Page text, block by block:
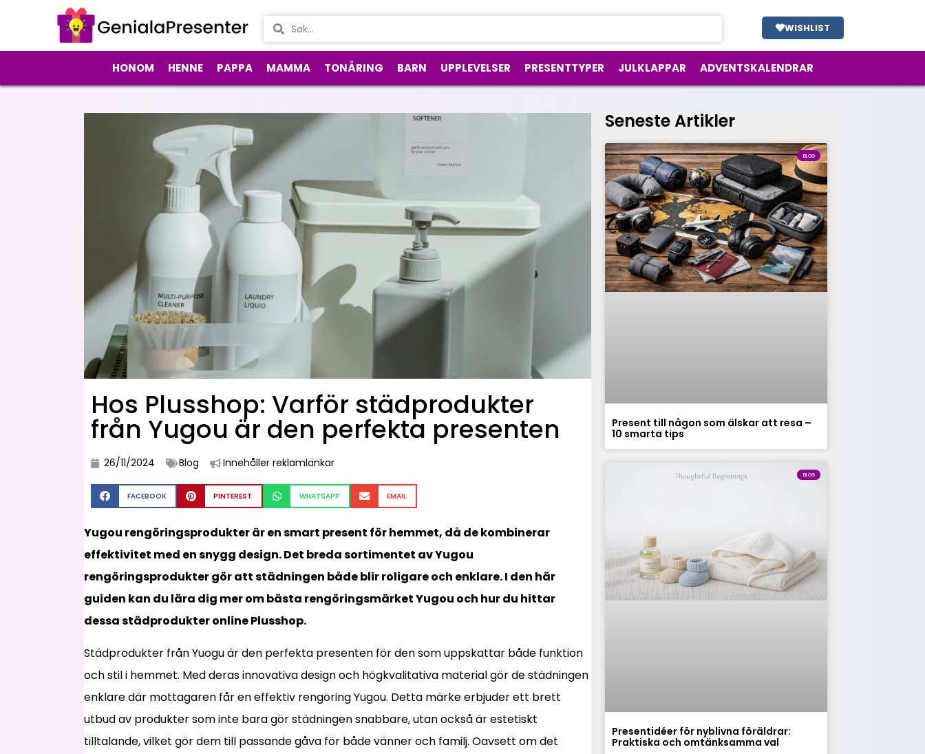
WISHLIST
HONOM HENNE PAPPA MAMMA TONÅRING BARN UPPLEVELSER PRESENTTYPER JULKLAPPAR ADVENTSKALENDRAR
Hos Plusshop: Varför städprodukter
från Yugou är den perfekta presenten
26/11/2024 Blog Innehåller reklamlänkar
FACEBOOK PINTEREST WHATSAPP EMAIL
Yugou rengöringsprodukter är en smart present för hemmet, då de kombinerar
effektivitet med en snygg design. Det breda sortimentet av Yugou
rengöringsprodukter gör att städningen både blir roligare och enklare. I den här
guiden kan du lära dig mer om bästa rengöringsmärket Yugou och hur du hittar
dessa städprodukter online Plusshop.
Städprodukter från Yuogu är den perfekta presenten för den som uppskattar både funktion
och stil i hemmet. Med deras innovativa design och högkvalitativa material gör de städningen
enklare där mottagaren får en effektiv rengöring Yugou. Detta märke erbjuder ett brett
utbud av produkter som inte bara gör städningen snabbare, utan också är estetiskt
tilltalande, vilket gör dem till passande gåva för både vänner och familj. Oavsett om det
Seneste Artikler
BLOG
Present till någon som älskar att resa –
10 smarta tips
BLOG
Presentidéer för nyblivna föräldrar:
Praktiska och omtänksamma val